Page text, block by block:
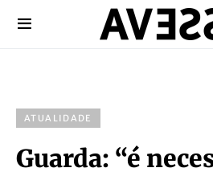
ATUALIDADE
Guarda: “é